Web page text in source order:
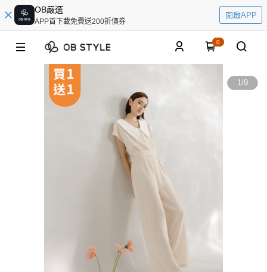
OB嚴選
APP首下載免費送200折價券
開啟APP
0
1/9